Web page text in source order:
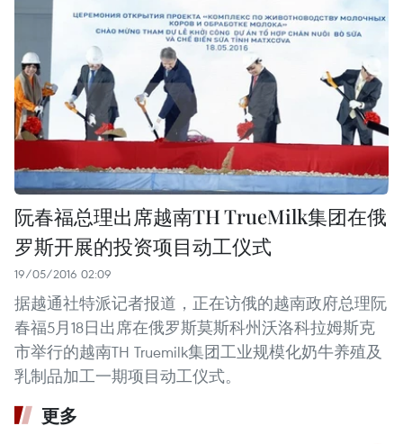
阮春福总理出席越南TH TrueMilk集团在俄
罗斯开展的投资项目动工仪式
19/05/2016 02:09
据越通社特派记者报道，正在访俄的越南政府总理阮
春福5月18日出席在俄罗斯莫斯科州沃洛科拉姆斯克
市举行的越南TH Truemilk集团工业规模化奶牛养殖及
乳制品加工一期项目动工仪式。
更多